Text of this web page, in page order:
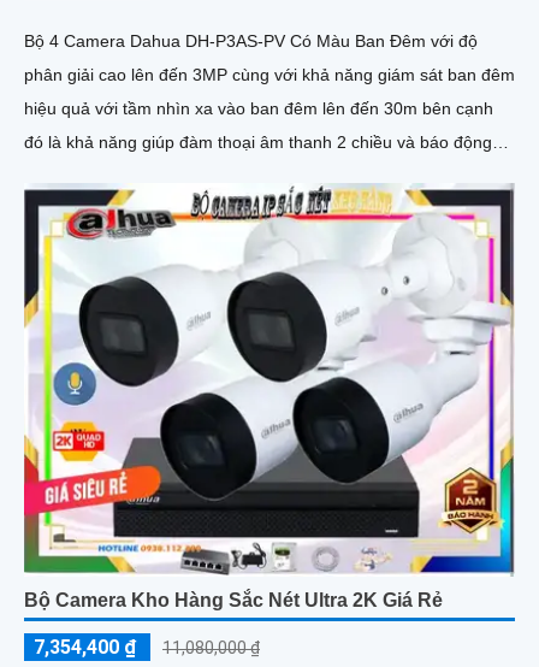
Bộ 4 Camera Dahua DH-P3AS-PV Có Màu Ban Đêm với độ
phân giải cao lên đến 3MP cùng với khả năng giám sát ban đêm
hiệu quả với tầm nhìn xa vào ban đêm lên đến 30m bên cạnh
đó là khả năng giúp đàm thoại âm thanh 2 chiều và báo động
Bộ Camera Kho Hàng Sắc Nét Ultra 2K Giá Rẻ
7,354,400 ₫ 11,080,000 ₫